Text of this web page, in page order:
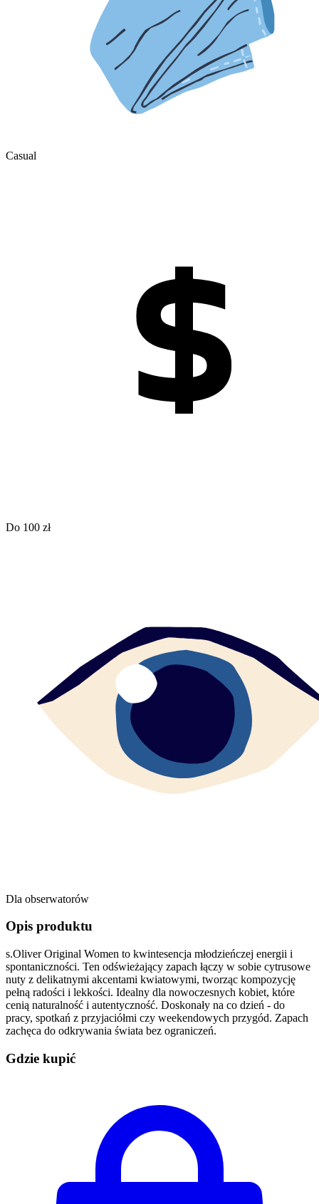
Casual
Do 100 zł
Dla obserwatorów
Opis produktu
s.Oliver Original Women to kwintesencja młodzieńczej energii i
spontaniczności. Ten odświeżający zapach łączy w sobie cytrusowe
nuty z delikatnymi akcentami kwiatowymi, tworząc kompozycję
pełną radości i lekkości. Idealny dla nowoczesnych kobiet, które
cenią naturalność i autentyczność. Doskonały na co dzień - do
pracy, spotkań z przyjaciółmi czy weekendowych przygód. Zapach
zachęca do odkrywania świata bez ograniczeń.
Gdzie kupić